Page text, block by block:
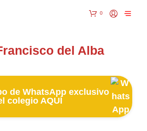
0
del Alba
de WhatsApp exclusivo
colegio AQUÍ